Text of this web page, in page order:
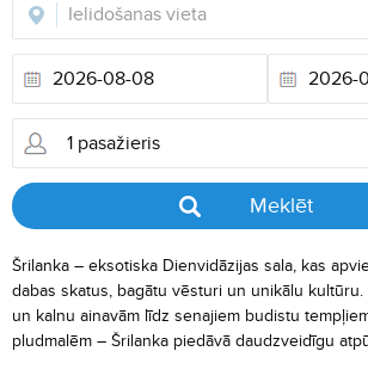
Meklēt
Šrilanka – eksotiska Dienvidāzijas sala, kas
dabas skatus, bagātu vēsturi un unikālu
un kalnu ainavām līdz senajiem budistu
pludmalēm – Šrilanka piedāvā daudzveidīgu